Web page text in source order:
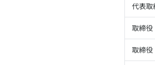
代表取
取締役
取締役